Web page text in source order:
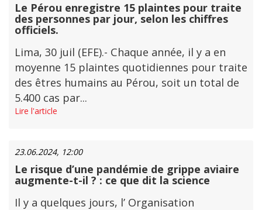
Le Pérou enregistre 15 plaintes pour traite
des personnes par jour, selon les chiffres
officiels.
Lima, 30 juil (EFE).- Chaque année, il y a en
moyenne 15 plaintes quotidiennes pour traite
des êtres humains au Pérou, soit un total de
5.400 cas par...
Lire l'article
23.06.2024, 12:00
Le risque d’une pandémie de grippe aviaire
augmente-t-il ? : ce que dit la science
Il y a quelques jours, l’ Organisation